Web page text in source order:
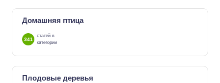
Домашняя птица
341
статей в
категории
Плодовые деревья